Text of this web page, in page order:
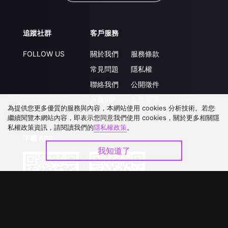
追蹤社群
FOLLOW US
客戶服務
關於我們
常見問題
聯絡我們
服務條款
隱私權
公開徵件
為提供您更多優質的服務與內容，本網站使用 cookies 分析技術。若您
繼續閱覽本網站內容，即表示您同意我們使用 cookies，關於更多相關隱
私權政策資訊，請閱讀我們的隱私權政策。
我知道了